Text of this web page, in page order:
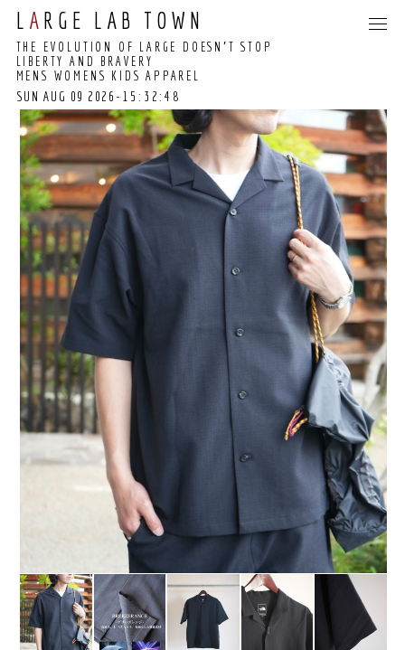
L A RGE LAB TOWN
THE EVOLUTION OF LARGE DOESN’T STOP
LIBERTY AND BRAVERY
MENS WOMENS KIDS APPAREL
SUN AUG 09 2026
15:32:42 GMT+0000
(COORDINATED
UNIVERSAL TIME)
-15:32:49